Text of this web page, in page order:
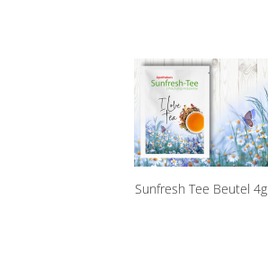
Sunfresh Tee Beutel 4g